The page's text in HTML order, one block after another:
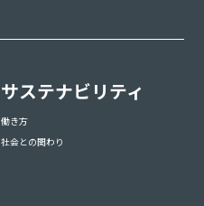
サステナビリティ
働き方
社会との関わり